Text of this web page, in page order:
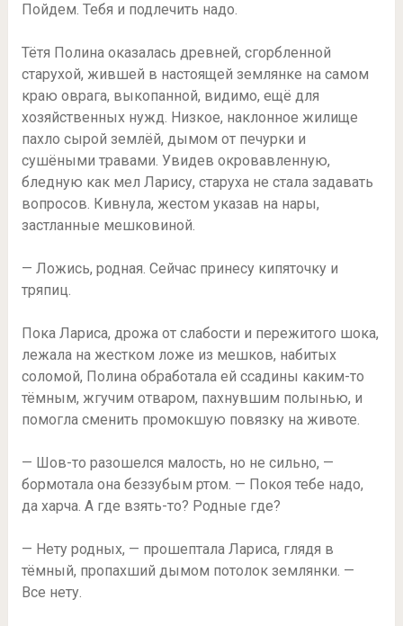
Пойдем. Тебя и подлечить надо.
Тётя Полина оказалась древней, сгорбленной
старухой, жившей в настоящей землянке на самом
краю оврага, выкопанной, видимо, ещё для
хозяйственных нужд. Низкое, наклонное жилище
пахло сырой землёй, дымом от печурки и
сушёными травами. Увидев окровавленную,
бледную как мел Ларису, старуха не стала задавать
вопросов. Кивнула, жестом указав на нары,
застланные мешковиной.
— Ложись, родная. Сейчас принесу кипяточку и
тряпиц.
Пока Лариса, дрожа от слабости и пережитого шока,
лежала на жестком ложе из мешков, набитых
соломой, Полина обработала ей ссадины каким-то
тёмным, жгучим отваром, пахнувшим полынью, и
помогла сменить промокшую повязку на животе.
— Шов-то разошелся малость, но не сильно, —
бормотала она беззубым ртом. — Покоя тебе надо,
да харча. А где взять-то? Родные где?
— Нету родных, — прошептала Лариса, глядя в
тёмный, пропахший дымом потолок землянки. —
Все нету.